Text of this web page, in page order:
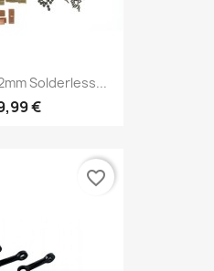
Solderless...
€
favorite_border